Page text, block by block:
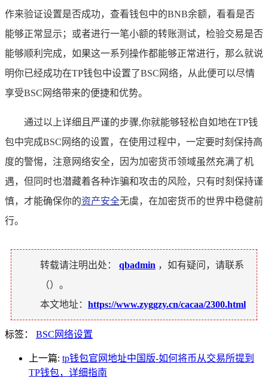
作来验证设置是否成功，查看钱包中的BNB余额，看看是否
能够正常显示；或者进行一笔小额的转账测试，检验交易是否
能够顺利完成，如果这一系列操作都能够正常进行，那么就说
明你已经成功在TP钱包中设置了BSC网络，从此便可以尽情
享受BSC网络带来的便捷和优势。
通过以上详细且严谨的步骤,你就能够轻松自如地在TP钱
包中完成BSC网络的设置，在使用过程中，一定要时刻保持高
度的警惕，注意网络安全，因为加密货币领域虽然充满了机
遇，但同时也潜藏着各种诈骗和攻击的风险，只有时刻保持谨
慎，才能确保你的资产安全无虞，在加密货币的世界中稳健前
行。
转载请注明出处： qbadmin ，如有疑问，请联系
（）。
本文地址： https://www.zyggzy.cn/cacaa/2300.html
标签： BSC网络设置
上一篇: tp钱包官网地址中国版-如何将币从交易所提到
TP钱包，详细指南